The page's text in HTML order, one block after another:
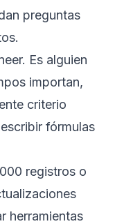
preguntas
Es alguien
importan,
criterio
fórmulas
registros o
herramientas